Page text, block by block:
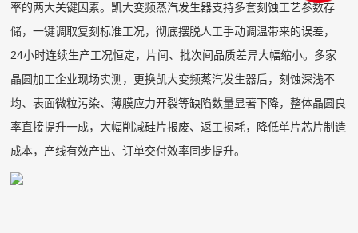
率的两大关键因素。凯大变频蒸汽发生器支持多套刻蚀工艺参数存
储，一键调取复刻标准工况，彻底摆脱人工手动调温带来的误差，
24小时连续生产工况恒定，片间、批次间品质差异大幅缩小。多家
晶圆加工企业现场实测，更换凯大变频蒸汽发生器后，刻蚀深浅不
均、表面微粒污染、薄膜应力开裂等缺陷数量显著下降，整体晶圆良
率直接提升一成，大幅削减硅片报废、返工损耗，降低单片芯片制造
成本，产线有效产出、订单交付效率同步提升。